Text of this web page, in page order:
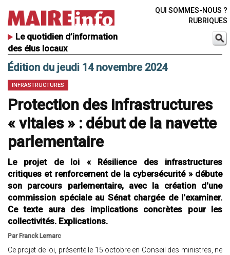
Le quotidien d’information
des élus locaux
QUI SOMMES-NOUS ?
RUBRIQUES
Édition du jeudi 14 novembre 2024
INFRASTRUCTURES
Protection des infrastructures
« vitales » : début de la navette
parlementaire
Le projet de loi « Résilience des infrastructures
critiques et renforcement de la cybersécurité » débute
son parcours parlementaire, avec la création d'une
commission spéciale au Sénat chargée de l'examiner.
Ce texte aura des implications concrètes pour les
collectivités. Explications.
Par Franck Lemarc
Ce projet de loi, présenté le 15 octobre en Conseil des ministres, ne